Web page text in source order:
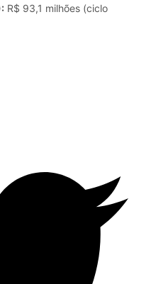
R$ 93,1 milhões (ciclo